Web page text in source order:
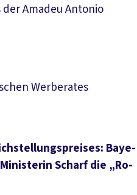
Amadeu Antonio
Werberates
Baye­
Scharf die „Ro­